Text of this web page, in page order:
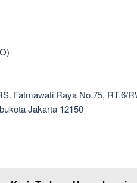
Fatmawati Raya No.75, RT.6/
Jakarta 12150